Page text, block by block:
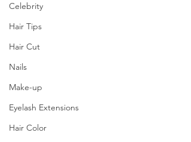
Celebrity
Hair Tips
Hair Cut
Nails
Make-up
Eyelash Extensions
Hair Color